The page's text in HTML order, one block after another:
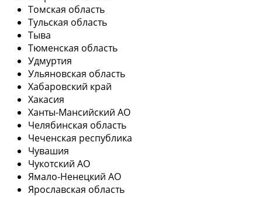
Томская область
Тульская область
Тыва
Тюменская область
Удмуртия
Ульяновская область
Хабаровский край
Хакасия
Ханты-Мансийский АО
Челябинская область
Чеченская республика
Чувашия
Чукотский АО
Ямало-Ненецкий АО
Ярославская область